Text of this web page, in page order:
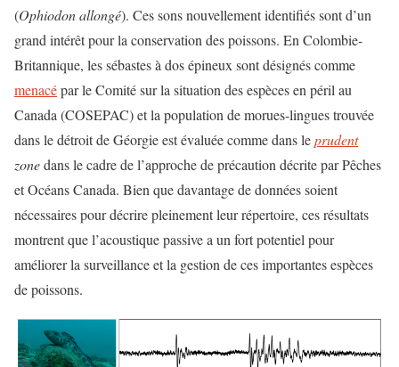
(Ophiodon allongé). Ces sons nouvellement identifiés sont d’un
grand intérêt pour la conservation des poissons. En Colombie-
Britannique, les sébastes à dos épineux sont désignés comme
menacépar le Comité sur la situation des espèces en péril au
Canada (COSEPAC) et la population de morues-lingues trouvée
dans le détroit de Géorgie est évaluée comme dans leprudent
zonedans le cadre de l’approche de précaution décrite par Pêches
et Océans Canada. Bien que davantage de données soient
nécessaires pour décrire pleinement leur répertoire, ces résultats
montrent que l’acoustique passive a un fort potentiel pour
améliorer la surveillance et la gestion de ces importantes espèces
de poissons.